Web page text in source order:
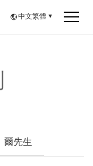
中文繁體 ▼
爾先生